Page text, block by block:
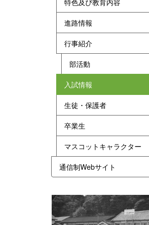
特色及び教育内容
進路情報
行事紹介
部活動
入試情報
生徒・保護者
卒業生
マスコットキャラクター
通信制Webサイト
p
r